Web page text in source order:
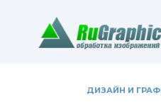
содержанию
ДИЗАЙН И